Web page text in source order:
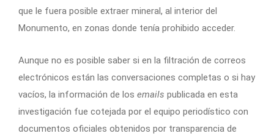
que le fuera posible extraer mineral, al interior del
Monumento, en zonas donde tenía prohibido acceder.
Aunque no es posible saber si en la filtración de correos
electrónicos están las conversaciones completas o si hay
vacíos, la información de los emails publicada en esta
investigación fue cotejada por el equipo periodístico con
documentos oficiales obtenidos por transparencia de